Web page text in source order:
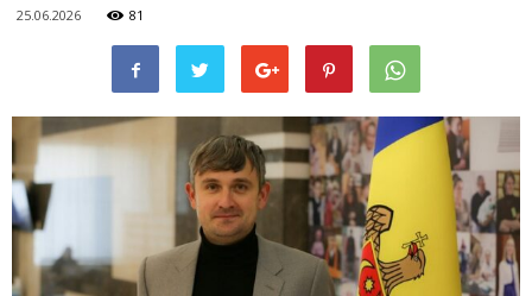
25.06.2026 81